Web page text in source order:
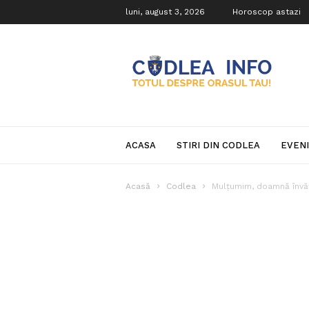
luni, august 3, 2026 Horoscop astazi
Info
ACASA STIRI DIN CODLEA
Acasă Codlea Mulțumim, doamnă